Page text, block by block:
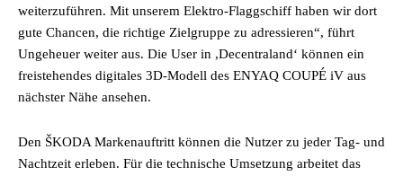
weiterzuführen. Mit unserem Elektro-Flaggschiff haben wir dort
gute Chancen, die richtige Zielgruppe zu adressieren“, führt
Ungeheuer weiter aus. Die User in ,Decentraland‘ können ein
freistehendes digitales 3D-Modell des ENYAQ COUPÉ iV aus
nächster Nähe ansehen.
Den ŠKODA Markenauftritt können die Nutzer zu jeder Tag- und
Nachtzeit erleben. Für die technische Umsetzung arbeitet das